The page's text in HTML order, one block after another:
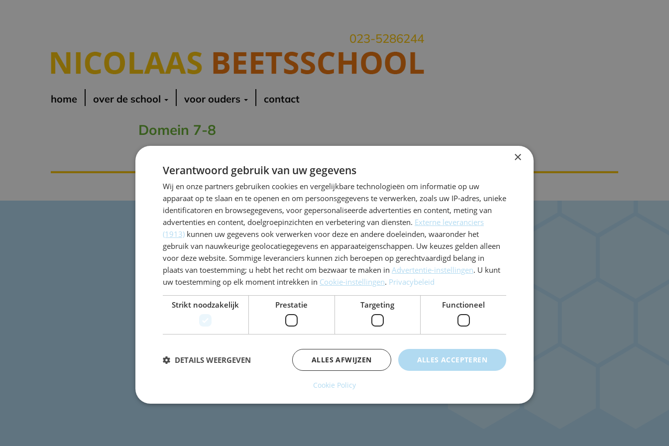
023-5286244
home over de school voor ouders contact
Domein 7-8
Nicolaas Beetsschool
Sportparklaan 3
2103 VR Heemstede
E-mail:
info@nicolaasbeetsschool.nl
TWijs pagina's
Over TWijs
Privacy Statement
Wijzig uw
cookievoorkeuren
×
Verantwoord gebruik van uw gegevens
Wij en onze partners gebruiken cookies en vergelijkbare technologieën om informatie op uw
apparaat op te slaan en te openen en om persoonsgegevens te verwerken, zoals uw IP-adres, unieke
identificatoren en browsegegevens, voor gepersonaliseerde advertenties en content, meting van
advertenties en content, doelgroepinzichten en verbetering van diensten. Externe leveranciers
(1913) kunnen uw gegevens ook verwerken voor deze en andere doeleinden, waaronder het
gebruik van nauwkeurige geolocatiegegevens en apparaateigenschappen. Uw keuzes gelden alleen
voor deze website. Sommige leveranciers kunnen zich beroepen op gerechtvaardigd belang in
plaats van toestemming; u hebt het recht om bezwaar te maken in Advertentie-instellingen. U kunt
uw toestemming op elk moment intrekken in Cookie-instellingen. Privacybeleid
Strikt noodzakelijk Prestatie Targeting Functioneel
ALLES ACCEPTEREN
ALLES AFWIJZEN
DETAILS WEERGEVEN
Cookie Policy